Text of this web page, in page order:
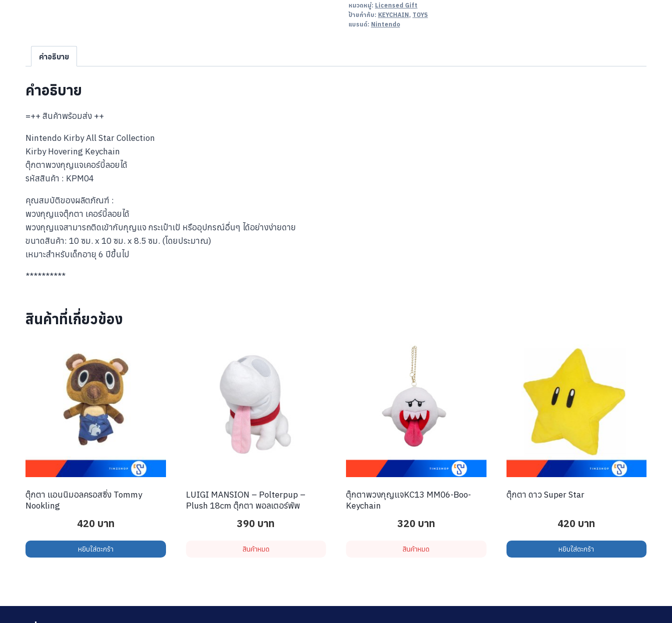
หมวดหมู่: Licensed Gift
ป้ายกำกับ: KEYCHAIN, TOYS
แบรนด์: Nintendo
คำอธิบาย
คำอธิบาย
=++ สินค้าพร้อมส่ง ++
Nintendo Kirby All Star Collection
Kirby Hovering Keychain
ตุ๊กตาพวงกุญแจเคอร์บี้ลอยได้
รหัสสินค้า : KPM04
คุณสมบัติของผลิตภัณฑ์ :
พวงกุญแจตุ๊กตา เคอร์บี้ลอยได้
พวงกุญแจสามารถติดเข้ากับกุญแจ กระเป๋าเป้ หรืออุปกรณ์อื่นๆ ได้อย่างง่ายดาย
ขนาดสินค้า: 10 ซม. x 10 ซม. x 8.5 ซม. (โดยประมาณ)
เหมาะสำหรับเด็กอายุ 6 ปีขึ้นไป
**********
สินค้าที่เกี่ยวข้อง
ตุ๊กตา แอนนิมอลครอสซิ่ง Tommy
Nookling
420 บาท
หยิบใส่ตะกร้า
LUIGI MANSION – Polterpup –
Plush 18cm ตุ๊กตา พอลเตอร์พัพ
390 บาท
สินค้าหมด
ตุ๊กตาพวงกุญแจKC13 MM06-Boo-
Keychain
320 บาท
สินค้าหมด
ตุ๊กตา ดาว Super Star
420 บาท
หยิบใส่ตะกร้า